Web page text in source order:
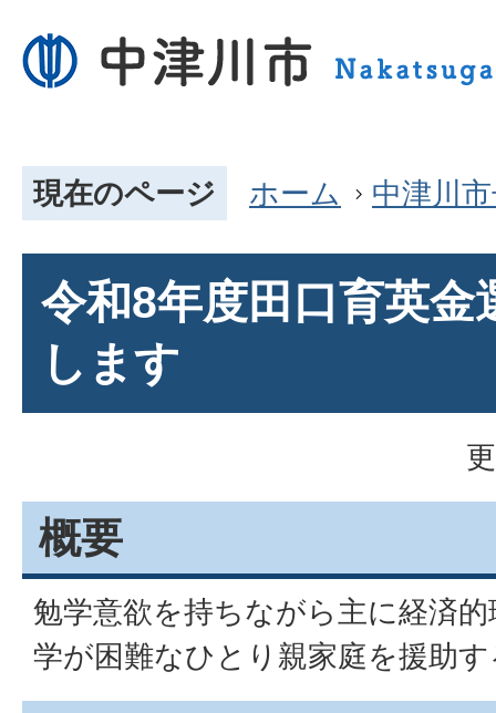
現在のページ ホーム 中津川
令和8年度田口育英金
します
概要
勉学意欲を持ちながら主に経済
学が困難なひとり親家庭を援助